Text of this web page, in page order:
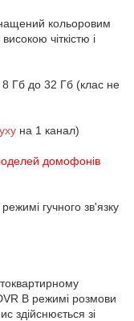
кольоровим
чіткістю і
Гб до 32 Гб (клас не
на 1 канал)
домофонів
гучного зв'язку
В режимі розмови
здійснюється зі